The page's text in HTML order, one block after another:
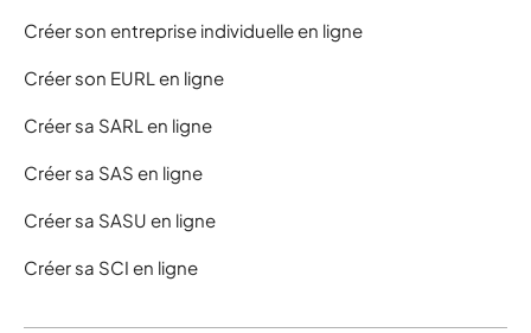
Créer son entreprise individuelle en ligne
Créer son EURL en ligne
Créer sa SARL en ligne
Créer sa SAS en ligne
Créer sa SASU en ligne
Créer sa SCI en ligne